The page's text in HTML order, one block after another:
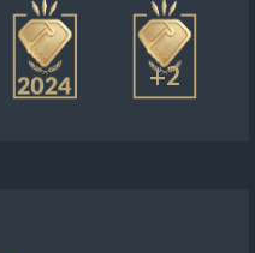
+2